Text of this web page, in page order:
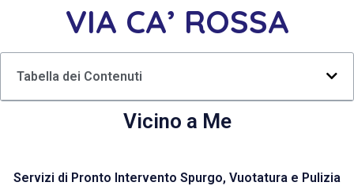
VIA CA’ ROSSA
Tabella dei Contenuti
Vicino a Me
Servizi di Pronto Intervento Spurgo, Vuotatura e Pulizia